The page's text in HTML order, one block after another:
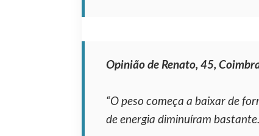
Opinião de Renato, 45,
“O peso começa a baixar de
de energia diminuíram